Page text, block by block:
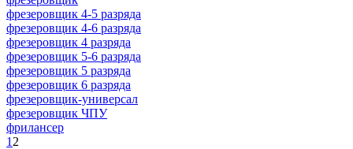
фрезеровщик 4-5 разряда
фрезеровщик 4-6 разряда
фрезеровщик 4 разряда
фрезеровщик 5-6 разряда
фрезеровщик 5 разряда
фрезеровщик 6 разряда
фрезеровщик-универсал
фрезеровщик ЧПУ
фрилансер
1 2